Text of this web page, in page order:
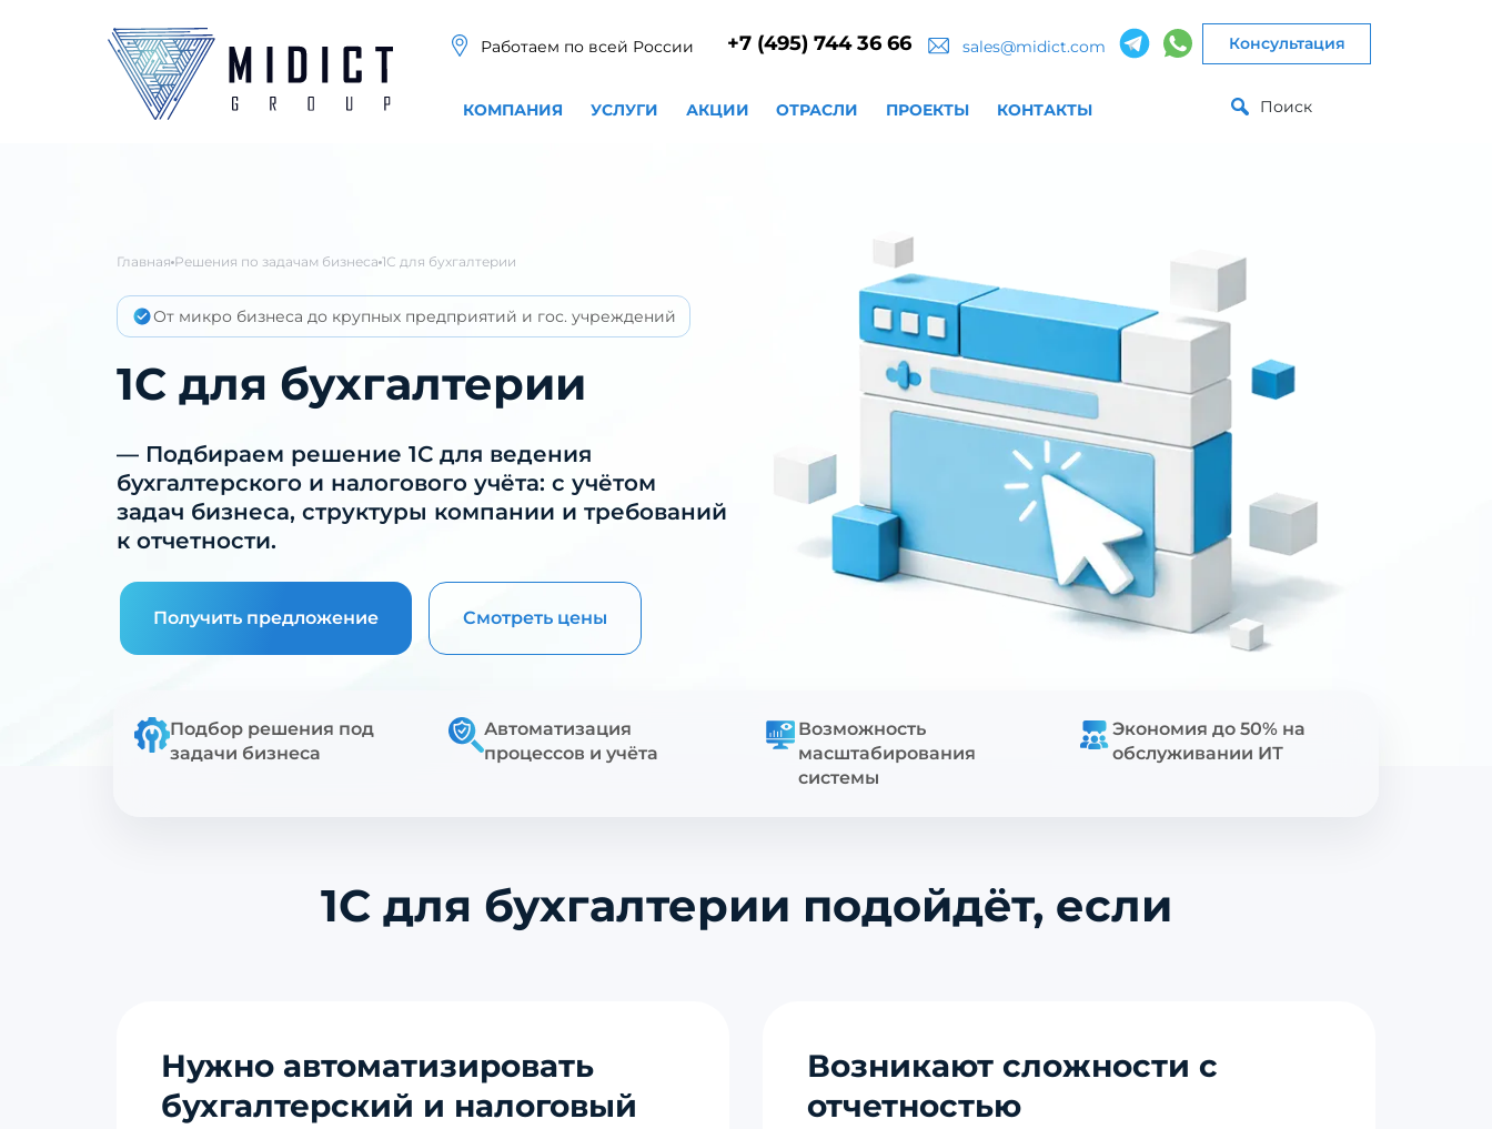
Работаем по всей России +7 (495) 744 36 66 sales@midict.com Консультация
КОМПАНИЯ УСЛУГИ АКЦИИ ОТРАСЛИ ПРОЕКТЫ КОНТАКТЫ Поиск
Главная Решения по задачам бизнеса 1С для бухгалтерии
От микро бизнеса до крупных предприятий и гос. учреждений
1С для бухгалтерии
— Подбираем решение 1С для ведения
бухгалтерского и налогового учёта: с учётом
задач бизнеса, структуры компании и требований
к отчетности.
Получить предложение Смотреть цены
Подбор решения под
задачи бизнеса
Автоматизация
процессов и учёта
Возможность
масштабирования
системы
Экономия до 50% на
обслуживании ИТ
1С для бухгалтерии подойдёт, если
Нужно автоматизировать
бухгалтерский и налоговый
Возникают сложности с
отчетностью